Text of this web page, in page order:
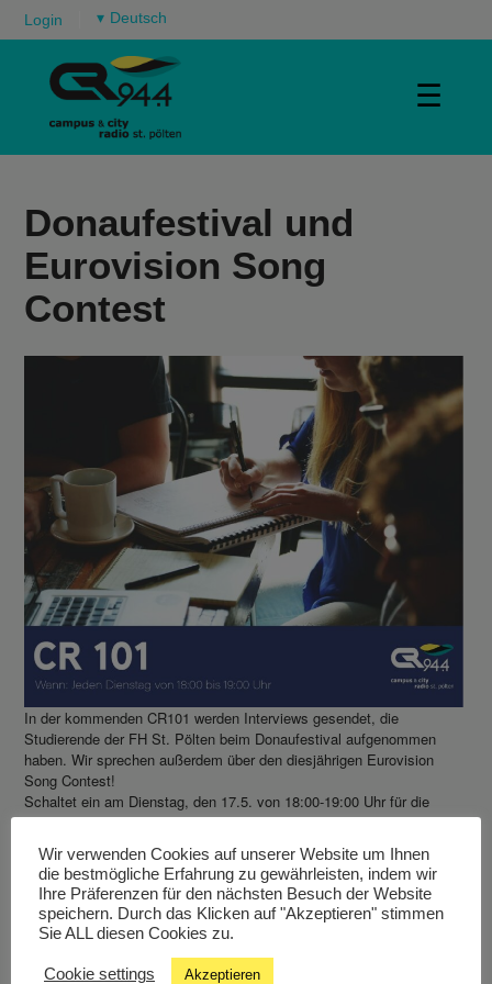
Login ▾
☰
Donaufestival und
Eurovision Song
Contest
In der kommenden CR101 werden Interviews gesendet, die
Studierende der FH St. Pölten beim Donaufestival aufgenommen
haben. Wir sprechen außerdem über den diesjährigen Eurovision
Song Contest!
Schaltet ein am Dienstag, den 17.5. von 18:00-19:00 Uhr für die
Studierendensendung mit Dave Dempsey und Gästen.
Wir verwenden Cookies auf unserer Website um Ihnen
die bestmögliche Erfahrung zu gewährleisten, indem wir
Ihre Präferenzen für den nächsten Besuch der Website
speichern. Durch das Klicken auf "Akzeptieren" stimmen
Sie ALL diesen Cookies zu.
Cookie settings Akzeptieren